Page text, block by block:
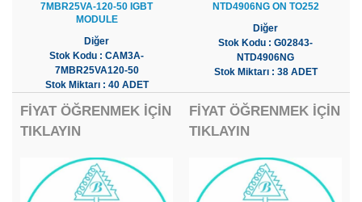
7MBR25VA-120-50 IGBT
MODULE
Diğer
Stok Kodu : CAM3A-
7MBR25VA120-50
Stok Miktarı : 40 ADET
FİYAT ÖĞRENMEK İÇİN
TIKLAYIN
NTD4906NG ON TO252
Diğer
Stok Kodu : G02843-
NTD4906NG
Stok Miktarı : 38 ADET
FİYAT ÖĞRENMEK İÇİN
TIKLAYIN